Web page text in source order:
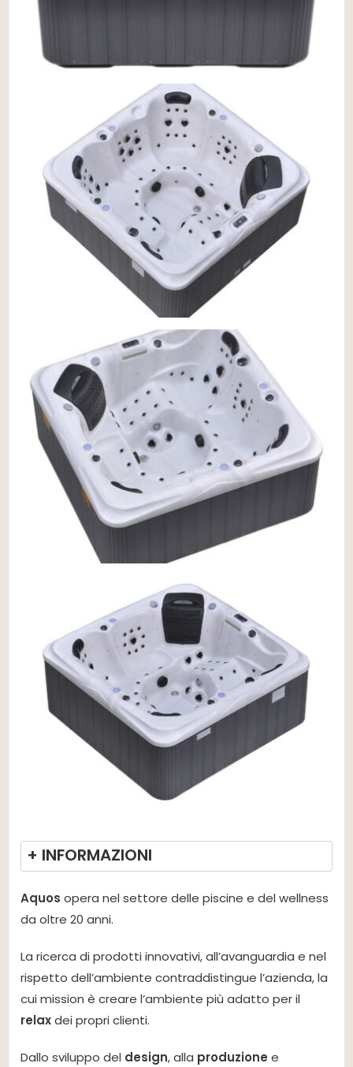
+ INFORMAZIONI
Aquos opera nel settore delle piscine e del wellness
da oltre 20 anni.
La ricerca di prodotti innovativi, all’avanguardia e nel
rispetto dell’ambiente contraddistingue l’azienda, la
cui mission è creare l’ambiente più adatto per il
relaxdei propri clienti.
Dallo sviluppo del design, alla produzione e